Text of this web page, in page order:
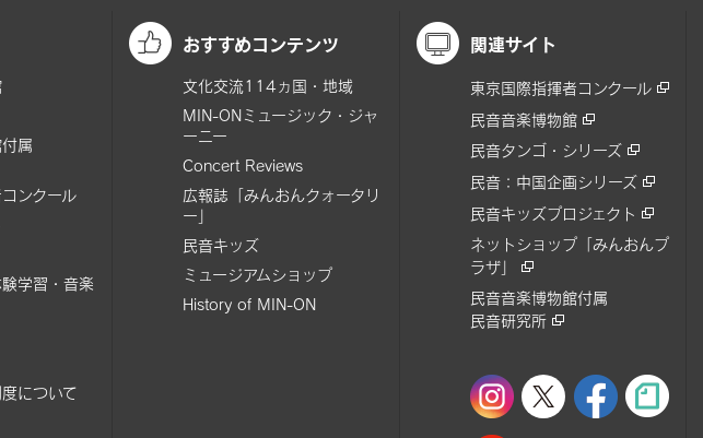
属
ンクール
学習・音楽
について
おすすめコンテンツ
文化交流114ヵ国・地域
MIN-ONミュージック・ジャ
ーニー
Concert Reviews
広報誌「みんおんクォータリ
ー」
民音キッズ
ミュージアムショップ
History of MIN-ON
関連サイト
東京国際指揮者コンクール
民音音楽博物館
民音タンゴ・シリーズ
民音：中国企画シリーズ
民音キッズプロジェクト
ネットショップ「みんおんプ
ラザ」
民音音楽博物館付属
民音研究所